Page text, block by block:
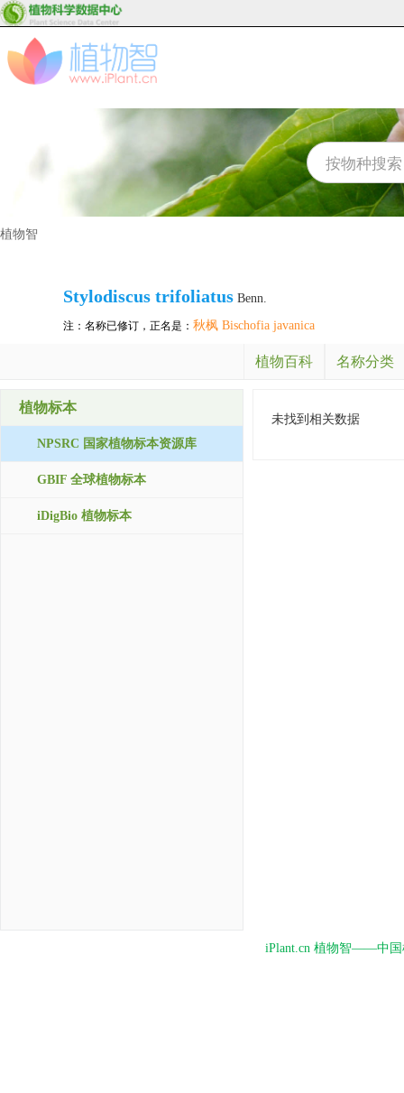
植物智
Stylodiscus trifoliatus Benn.
注：名称已修订，正名是： 秋枫 Bischofia javanica
植物百科 名称分类
植物标本
NPSRC 国家植物标本资源库
GBIF 全球植物标本
iDigBio 植物标本
未找到相关数据
iPlant.cn 植物智——中国